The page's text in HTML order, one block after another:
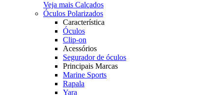
Veja mais Calçados
Óculos Polarizados
Característica
Óculos
Clip-on
Acessórios
Segurador de óculos
Principais Marcas
Marine Sports
Rapala
Yara